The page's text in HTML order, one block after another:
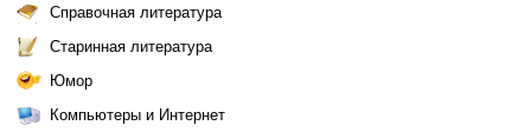
Справочная литература
Старинная литература
Юмор
Компьютеры и Интернет